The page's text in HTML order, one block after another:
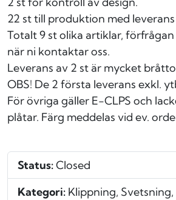
22 st till produktion med
Totalt 9 st olika artiklar,
när ni kontaktar oss.
Leverans av 2 st är mycket
OBS! De 2 första leverans exkl.
För övriga gäller E-CLPS och
plåtar. Färg meddelas vid ev.
Status:Closed
Kategori: Klippning,